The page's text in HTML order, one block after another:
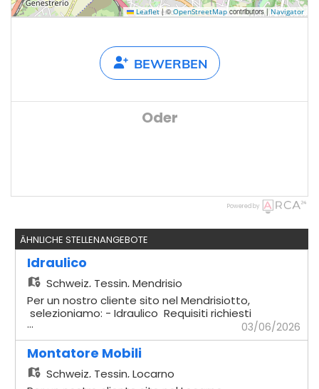
Leaflet |©OpenStreetMap contributors |Navigator
BEWERBEN
Oder
Powered by
ÄHNLICHE STELLENANGEBOTE
Idraulico
Schweiz, Tessin, Mendrisio
Per un nostro cliente sito nel Mendrisiotto,
selezioniamo: - Idraulico Requisiti richiesti
- Comprovata esperienza in cantiere -
Impianti sottomuro - Solette - Capacità di
lavorare in autonomia - Disponibilità
immediata Offriamo - Contratto
temporaneo con possibilità di rinnovo -
... 03/06/2026
Montatore Mobili
Schweiz, Tessin, Locarno